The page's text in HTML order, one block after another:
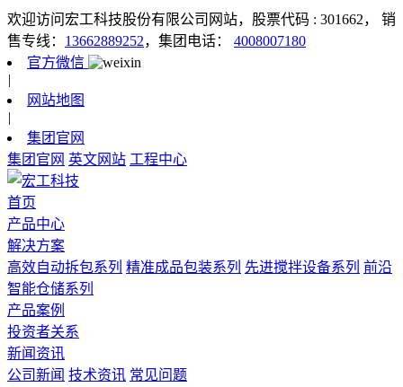
欢迎访问宏工科技股份有限公司网站，股票代码 : 301662，
销
售专线： 13662889252，集团电话： 4008007180
官方微信
|
网站地图
|
集团官网
集团官网 英文网站 工程中心
首页
产品中心
解决方案
高效自动拆包系列 精准成品包装系列 先进搅拌设备系列 前沿
智能仓储系列
产品案例
投资者关系
新闻资讯
公司新闻 技术资讯 常见问题